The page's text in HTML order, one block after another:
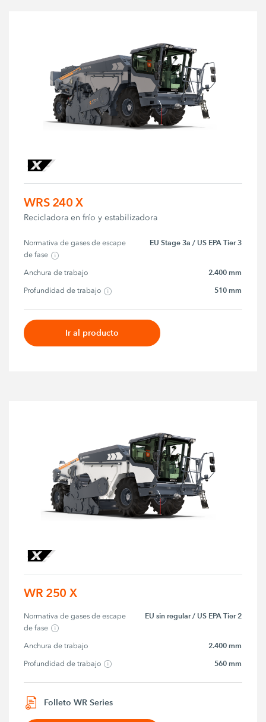
WRS 240 X
Recicladora en frío y estabilizadora
Normativa de gases de escape
de fase
EU Stage 3a / US EPA Tier 3
Anchura de trabajo 2.400 mm
Profundidad de trabajo 510 mm
Ir al producto
WR 250 X
Normativa de gases de escape
de fase
EU sin regular / US EPA Tier 2
Anchura de trabajo 2.400 mm
Profundidad de trabajo 560 mm
Folleto WR Series